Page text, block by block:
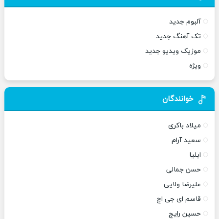
آلبوم جدید
تک آهنگ جدید
موزیک ویدیو جدید
ویژه
خوانندگان
میلاد باکری
سعید آرام
ایلیا
حسن جمالی
علیرضا ولایی
قاسم ای جی اچ
حسین رایج